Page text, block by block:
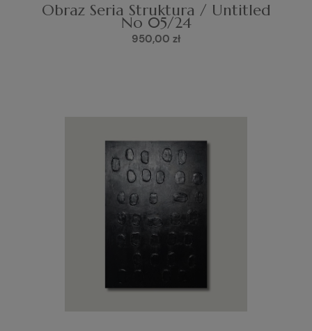
Obraz Seria Struktura / Untitled
No 05/24
950,00 zł